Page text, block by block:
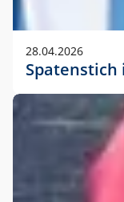
28.04.2026